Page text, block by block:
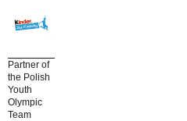
Partner of
the Polish
Youth
Olympic
Team